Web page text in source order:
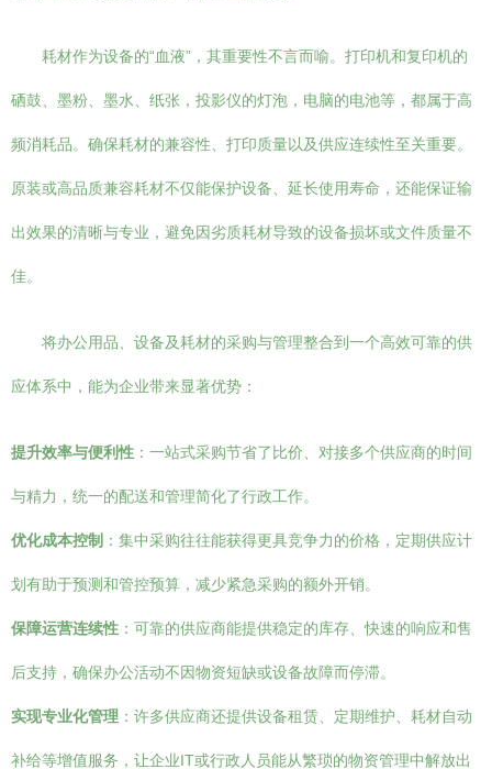
耗材作为设备的“血液”，其重要性不言而喻。打印机和复印机的
硒鼓、墨粉、墨水、纸张，投影仪的灯泡，电脑的电池等，都属于高
频消耗品。确保耗材的兼容性、打印质量以及供应连续性至关重要。
原装或高品质兼容耗材不仅能保护设备、延长使用寿命，还能保证输
出效果的清晰与专业，避免因劣质耗材导致的设备损坏或文件质量不
佳。
将办公用品、设备及耗材的采购与管理整合到一个高效可靠的供
应体系中，能为企业带来显著优势：
提升效率与便利性 ：一站式采购节省了比价、对接多个供应商的时间
与精力，统一的配送和管理简化了行政工作。
优化成本控制 ：集中采购往往能获得更具竞争力的价格，定期供应计
划有助于预测和管控预算，减少紧急采购的额外开销。
保障运营连续性 ：可靠的供应商能提供稳定的库存、快速的响应和售
后支持，确保办公活动不因物资短缺或设备故障而停滞。
实现专业化管理 ：许多供应商还提供设备租赁、定期维护、耗材自动
补给等增值服务，让企业IT或行政人员能从繁琐的物资管理中解放出